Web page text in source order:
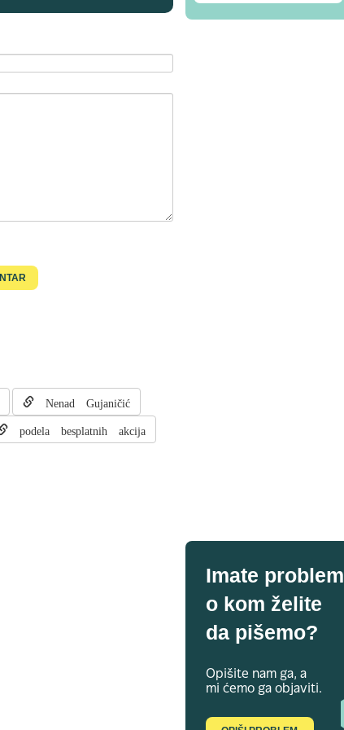
Nenad Gujaničić
podela besplatnih akcija
Imate problem
o kom želite
da pišemo?
Opišite nam ga, a
mi ćemo ga objaviti.